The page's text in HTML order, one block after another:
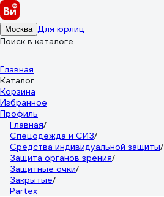
Москва Для юрлиц
Поиск в каталоге
Главная
Каталог
Корзина
Избранное
Профиль
Главная/
Спецодежда и СИЗ/
Средства индивидуальной защиты/
Защита органов зрения/
Защитные очки/
Закрытые/
Partex